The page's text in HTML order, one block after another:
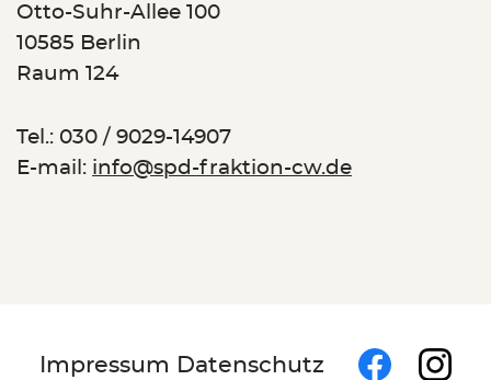
Otto-Suhr-Allee 100
10585 Berlin
Raum 124
Tel.: 030 / 9029-14907
E-mail: info@spd-fraktion-cw.de
Footer
Impressum Datenschutz Follow